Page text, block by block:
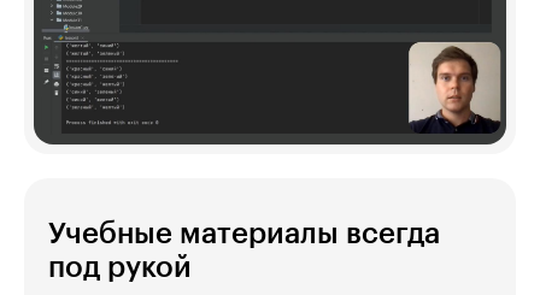
Учебные материалы всегда
под рукой